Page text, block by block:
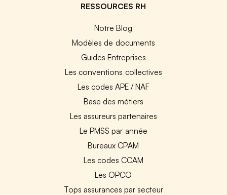
RESSOURCES RH
Notre Blog
Modèles de documents
Guides Entreprises
Les conventions collectives
Les codes APE / NAF
Base des métiers
Les assureurs partenaires
Le PMSS par année
Bureaux CPAM
Les codes CCAM
Les OPCO
Tops assurances par secteur